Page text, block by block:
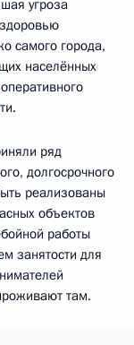
угроза
самого города,
населённых
ряд
долгосрочного
реализованы
объектов
работы
занятости для
там.